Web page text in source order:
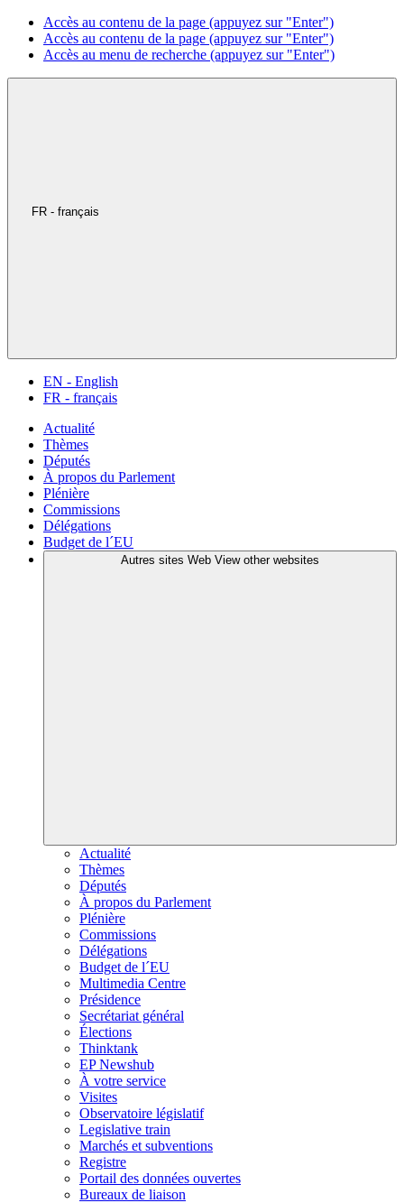
Accès au contenu de la page (appuyez sur "Enter")
Accès au contenu de la page (appuyez sur "Enter")
Accès au menu de recherche (appuyez sur "Enter")
FR - français
EN - English
FR - français
Actualité
Thèmes
Députés
À propos du Parlement
Plénière
Commissions
Délégations
Budget de l´EU
Autres sites Web View other websites
Actualité
Thèmes
Députés
À propos du Parlement
Plénière
Commissions
Délégations
Budget de l´EU
Multimedia Centre
Présidence
Secrétariat général
Élections
Thinktank
EP Newshub
À votre service
Visites
Observatoire législatif
Legislative train
Marchés et subventions
Registre
Portail des données ouvertes
Bureaux de liaison